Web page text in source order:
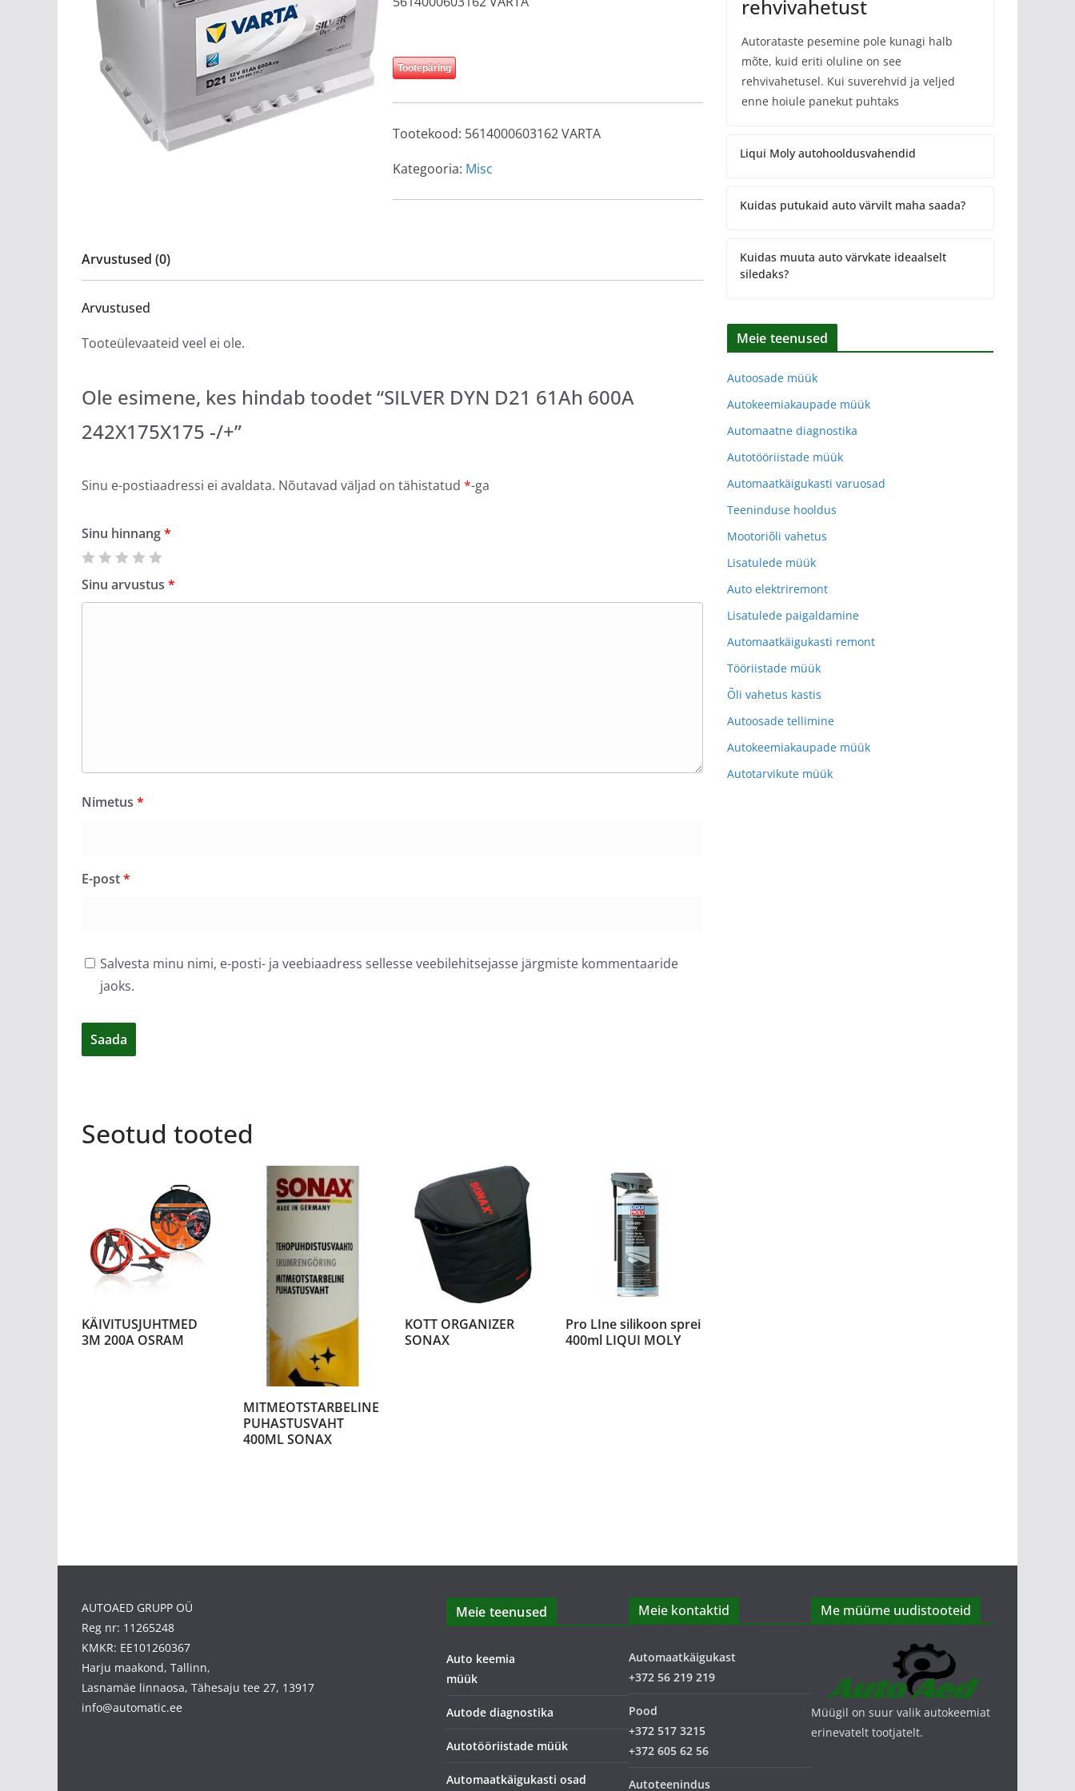
Tootepäring
Tootekood: 5614000603162 VARTA
Kategooria: Misc
Arvustused (0)
Arvustused
Tooteülevaateid veel ei ole.
Ole esimene, kes hindab toodet “SILVER DYN D21 61Ah 600A
242X175X175 -/+”
Sinu e-postiaadressi ei avaldata. Nõutavad väljad on tähistatud *-ga
Sinu hinnang*
Sinu arvustus *
Nimetus *
E-post*
Salvesta minu nimi, e-posti- ja veebiaadress sellesse veebilehitsejasse järgmiste kommentaaride
jaoks.
Seotud tooted
KÄIVITUSJUHTMED
3M 200A OSRAM
MITMEOTSTARBELINE
PUHASTUSVAHT
400ML SONAX
KOTT ORGANIZER
SONAX
Pro LIne silikoon sprei
400ml LIQUI MOLY
rehvivahetust
Autorataste pesemine pole kunagi halb
mõte, kuid eriti oluline on see
rehvivahetusel. Kui suverehvid ja veljed
enne hoiule panekut puhtaks
Liqui Moly autohooldusvahendid
Kuidas putukaid auto värvilt maha saada?
Kuidas muuta auto värvkate ideaalselt
siledaks?
Meie teenused
Autoosade müük
Autokeemiakaupade müük
Automaatne diagnostika
Autotööriistade müük
Automaatkäigukasti varuosad
Teeninduse hooldus
Mootoriõli vahetus
Lisatulede müük
Auto elektriremont
Lisatulede paigaldamine
Automaatkäigukasti remont
Tööriistade müük
Õli vahetus kastis
Autoosade tellimine
Autokeemiakaupade müük
Autotarvikute müük
AUTOAED GRUPP OÜ
Reg nr: 11265248
KMKR: EE101260367
Harju maakond, Tallinn,
Lasnamäe linnaosa, Tähesaju tee 27, 13917
info@automatic.ee
Meie teenused
Auto keemia
müük
Autode diagnostika
Autotööriistade müük
Automaatkäigukasti osad
Meie kontaktid
Automaatkäigukast
+372 56 219 219
Pood
+372 517 3215
+372 605 62 56
Autoteenindus
Me müüme uudistooteid
Müügil on suur valik autokeemiat
erinevatelt tootjatelt.